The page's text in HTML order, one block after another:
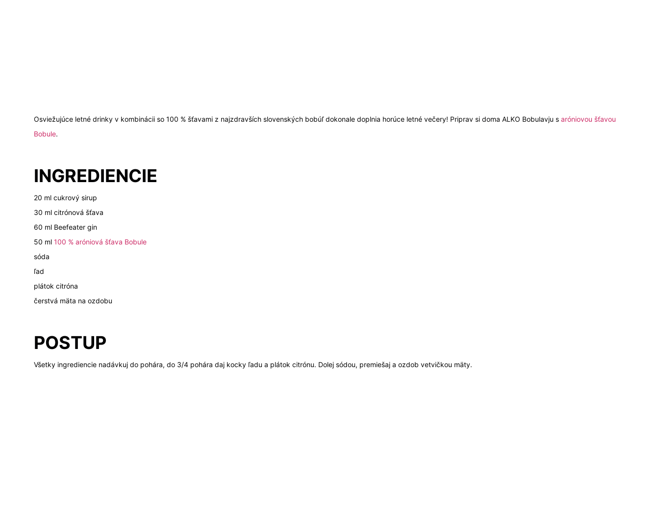
Osviežujúce letné drinky v kombinácii so 100 % šťavami z najzdravších slovenských bobúľ dokonale doplnia horúce letné večery! Priprav si doma ALKO Bobulavju saróniovou šťavou
Bobule.
INGREDIENCIE
20 ml cukrový sirup
30 ml citrónová šťava
60 ml Beefeater gin
50 ml100 % aróniová šťava Bobule
sóda
ľad
plátok citróna
čerstvá mäta na ozdobu
POSTUP
Všetky ingrediencie nadávkuj do pohára, do 3/4 pohára daj kocky ľadu a plátok citrónu. Dolej sódou, premiešaj a ozdob vetvičkou mäty.